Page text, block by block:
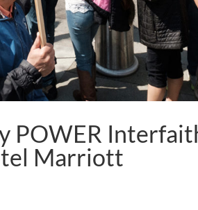
POWER
Marriott